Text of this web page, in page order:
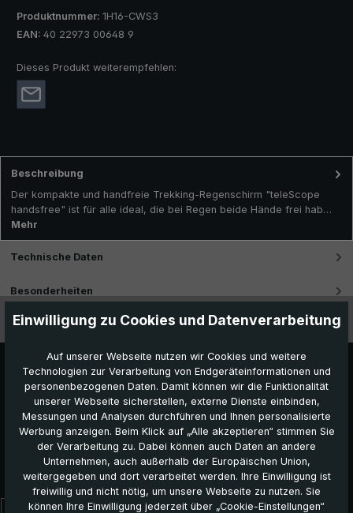
Produktnummer: 1H16-CWS3
EAN: 40 22973 00648 9
Dieses Produkt weiterempfehlen:
Beschreibung
Der kompakte und handfreie Trekking-Regenschirm "teleScope
handsfree" ist für alle ideal, die bei Regen beide Hände frei hab…
Mehr
Technische Daten
Besonderheiten
Videos
Das könnte Ihnen auch gefallen:
Einwilligung zu Cookies und Datenverarbeitung
Auf unserer Webseite nutzen wir Cookies und weitere
Technologien zur Verarbeitung von Endgeräteinformationen und
personenbezogenen Daten. Damit können wir die Funktionalität
unserer Webseite sicherstellen, externe Dienste einbinden,
Messungen und Analysen durchführen und Ihnen personalisierte
Werbung anzeigen. Beim Klick auf „Alle akzeptieren“ stimmen Sie
der Verarbeitung zu. Dabei können auch Daten an andere
Unternehmen, auch außerhalb der Europäischen Union,
weitergegeben und dort verarbeitet werden. Ihre Einwilligung ist
freiwillig und nicht nötig, um unsere Webseite zu nutzen. Sie
können Ihre Einwilligung jederzeit über „Cookie-Einstellungen“